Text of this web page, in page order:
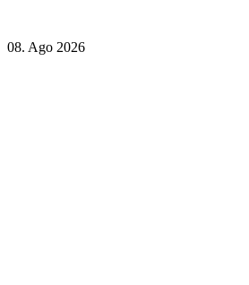
08. Ago 2026